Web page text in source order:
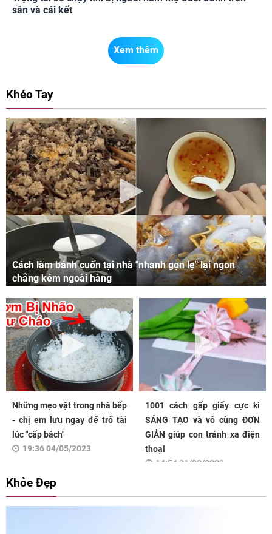
sân và cái kết
Xem thêm
Khéo Tay
Cách làm bánh cuốn tại nhà "nhanh gọn lẹ" lại ngon
chẳng kém ngoài hàng
Những mẹo vặt trong nhà bếp
- chị em lưu ngay để trổ tài
lúc "cấp bách"
19:36 04/05/2023
1001 cách gấp giấy cực kì
SÁNG TẠO và vô cùng ĐƠN
GIẢN giúp con tránh xa điện
thoại
14:54 31/03/2023
Khỏe Đẹp